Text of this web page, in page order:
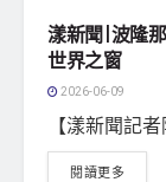
漾新聞|波隆
世界之窗
2026-06-09
【漾新聞記
閱讀更多